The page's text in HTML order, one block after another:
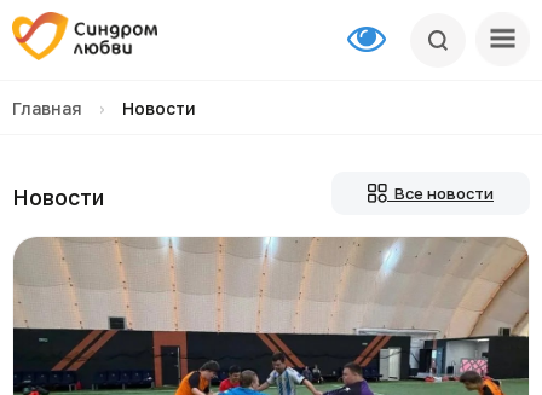
Главная › Новости
Новости Все новости